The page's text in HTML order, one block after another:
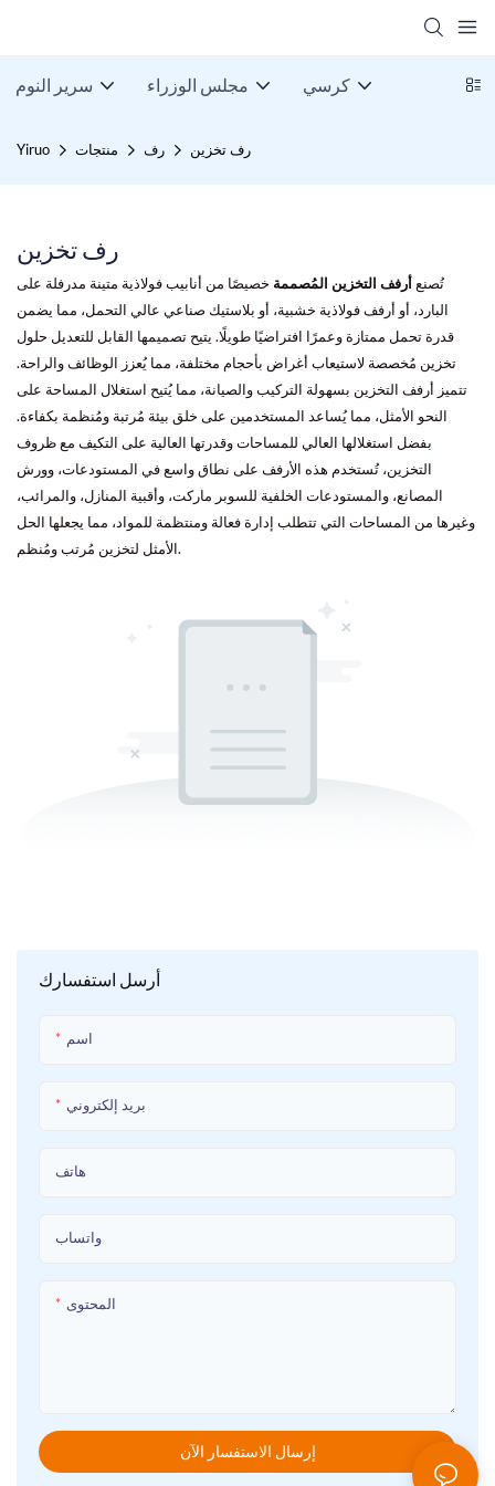
سرير النوم مجلس الوزراء كرسي
Yiruo منتجات رف رف تخزين
رف تخزين
تُصنعأرفف التخزين المُصممة خصيصًا من أنابيب فولاذية متينة مدرفلة على
البارد، أو أرفف فولاذية خشبية، أو بلاستيك صناعي عالي التحمل، مما يضمن
قدرة تحمل ممتازة وعمرًا افتراضيًا طويلًا. يتيح تصميمها القابل للتعديل حلول
تخزين مُخصصة لاستيعاب أغراض بأحجام مختلفة، مما يُعزز الوظائف والراحة.
تتميز أرفف التخزين بسهولة التركيب والصيانة، مما يُتيح استغلال المساحة على
النحو الأمثل، مما يُساعد المستخدمين على خلق بيئة مُرتبة ومُنظمة بكفاءة.
بفضل استغلالها العالي للمساحات وقدرتها العالية على التكيف مع ظروف
التخزين، تُستخدم هذه الأرفف على نطاق واسع في المستودعات، وورش
المصانع، والمستودعات الخلفية للسوبر ماركت، وأقبية المنازل، والمرائب،
وغيرها من المساحات التي تتطلب إدارة فعالة ومنتظمة للمواد، مما يجعلها الحل
الأمثل لتخزين مُرتب ومُنظم.
أرسل استفسارك
اسم
بريد إلكتروني
هاتف
واتساب
المحتوى
إرسال الاستفسار الآن